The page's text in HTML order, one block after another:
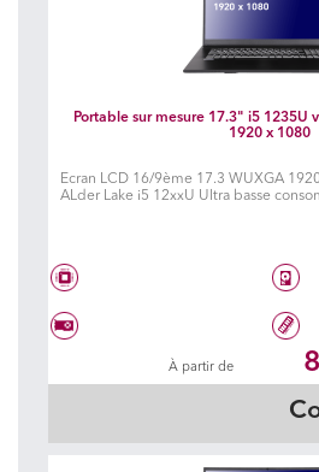
Portable sur mesure 17.3" i5 1235U
1920 x 1080
Ecran LCD 16/9ème 17.3 WUXGA
ALder Lake i5 12xxU Ultra basse
Intel® Core™ i5 1235U Disque
Carte graphique à choisirÀ partir de